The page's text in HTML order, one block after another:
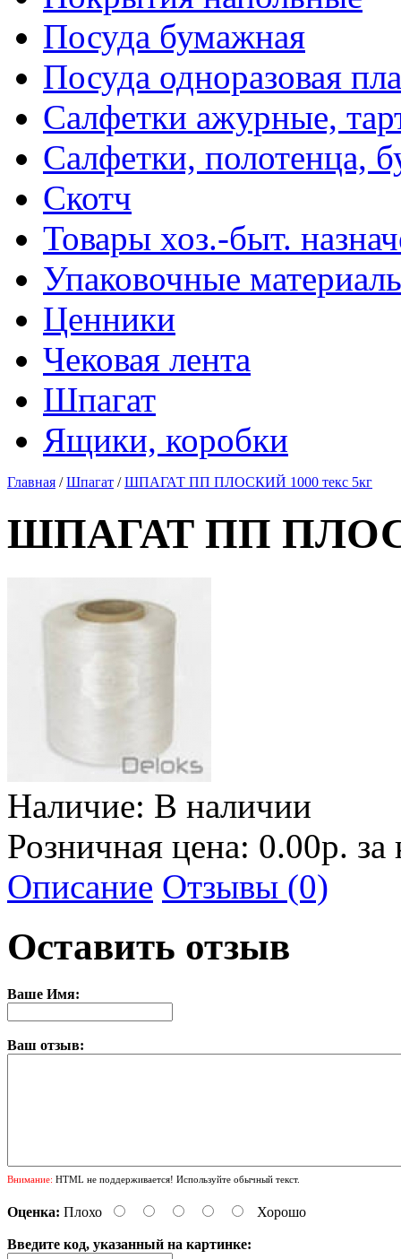
Посуда бумажная
Посуда одноразовая
Салфетки ажурные,
Салфетки, полотенца,
Скотч
Товары хоз.-быт.
Упаковочные
Ценники
Чековая лента
Шпагат
Ящики, коробки
Главная /Шпагат /ШПАГАТ ПП ПЛОСКИЙ 1000 текс 5кг
ШПАГАТ ПП
Наличие: В наличии
Розничная цена: 0.00р.
Описание Отзывы (0)
Оставить отзыв
Ваше Имя:
Ваш отзыв:
Внимание: HTML не поддерживается! Используйте обычный текст.
Оценка: Плохо Хорошо
Введите код, указанный на картинке: